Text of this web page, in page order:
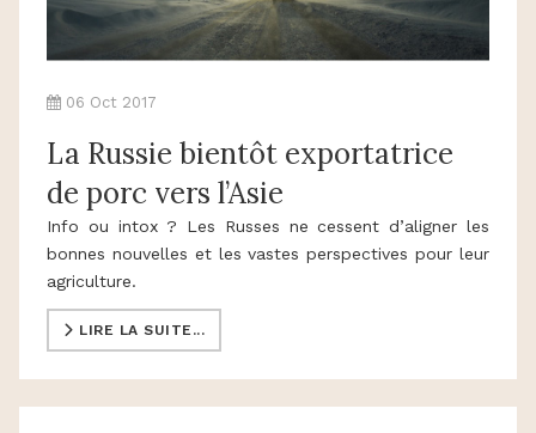
06 Oct 2017
La Russie bientôt exportatrice
de porc vers l’Asie
Info ou intox ? Les Russes ne cessent d’aligner les
bonnes nouvelles et les vastes perspectives pour leur
agriculture.
LIRE LA SUITE...